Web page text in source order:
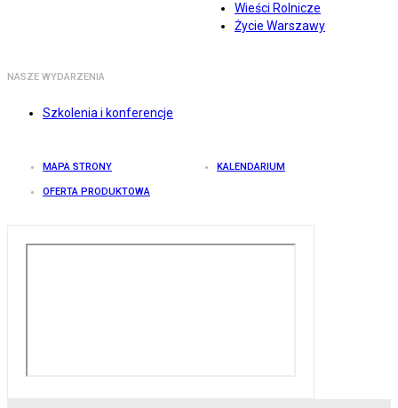
Wieści Rolnicze
Życie Warszawy
NASZE WYDARZENIA
Szkolenia i konferencje
MAPA STRONY KALENDARIUM
OFERTA PRODUKTOWA